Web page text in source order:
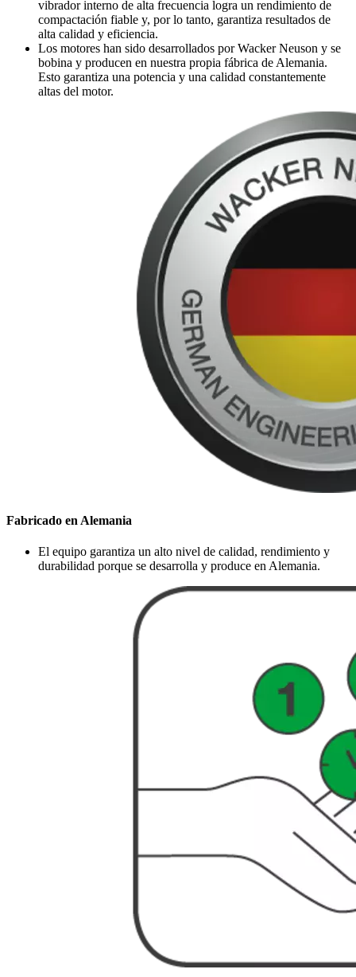
vibrador interno de alta frecuencia logra un rendimiento de
compactación fiable y, por lo tanto, garantiza resultados de
alta calidad y eficiencia.
Los motores han sido desarrollados por Wacker Neuson y se
bobina y producen en nuestra propia fábrica de Alemania.
Esto garantiza una potencia y una calidad constantemente
altas del motor.
Fabricado en Alemania
El equipo garantiza un alto nivel de calidad, rendimiento y
durabilidad porque se desarrolla y produce en Alemania.